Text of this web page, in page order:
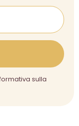
sulla